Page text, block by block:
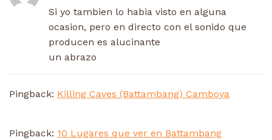
Si yo tambien lo habia visto en alguna
ocasion, pero en directo con el sonido que
producen es alucinante
un abrazo
Pingback: Killing Caves (Battambang) Camboya
Pingback: 10 Lugares que ver en Battambang